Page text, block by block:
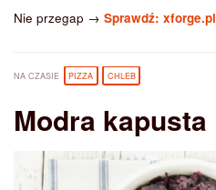
Nie przegap → Sprawdź: xforge.pl
NA CZASIE PIZZA CHLEB
Modra kapusta